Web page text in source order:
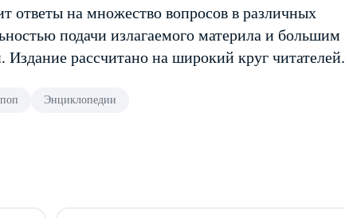
ответы на множество вопросов в различных
подачи излагаемого материла и большим
рассчитано на широкий круг читателей.
Энциклопедии